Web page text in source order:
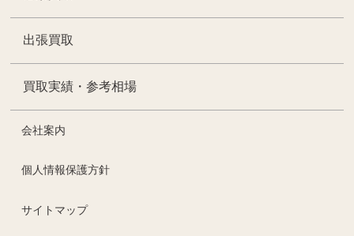
出張買取
買取実績・参考相場
会社案内
個人情報保護方針
サイトマップ